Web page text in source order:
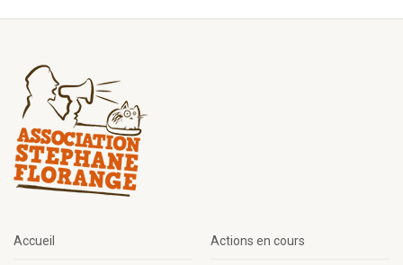
Accueil Actions en cours